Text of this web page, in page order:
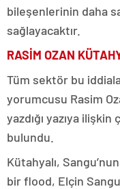
bileşenlerinin daha
sağlayacaktır.
RASİM OZAN
Tüm sektör bu
yorumcusu Rasim
yazdığı yazıya
bulundu.
Kütahyalı, Sangu’nun
bir flood, Elçin